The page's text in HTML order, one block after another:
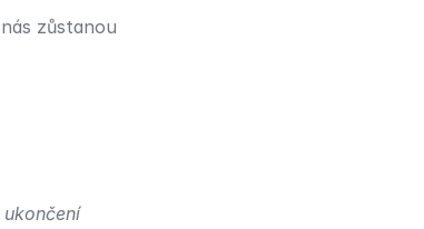
zůstanou
ukončení